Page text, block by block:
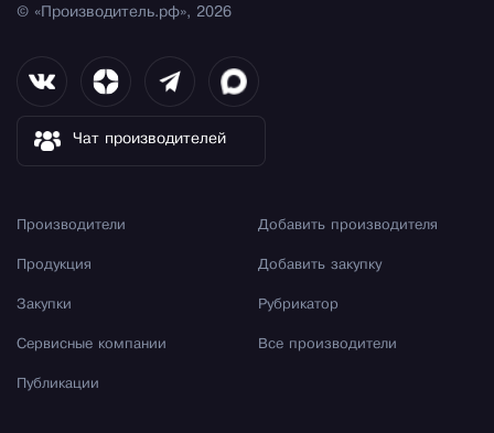
© «Производитель.рф», 2026
Чат производителей
Производители
Продукция
Закупки
Сервисные компании
Публикации
Добавить производителя
Добавить закупку
Рубрикатор
Все производители